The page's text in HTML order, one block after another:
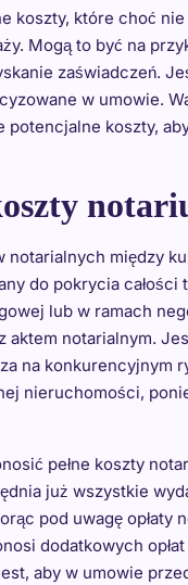
koszty, które choć
Mogą to być na
zaświadczeń.
w umowie.
koszty,
między
do pokrycia
lub w ramach
notarialnym.
na konkurencyjnym
nieruchomości,
pełne koszty
już wszystkie
pod uwagę opłaty
dodatkowych
aby w umowie